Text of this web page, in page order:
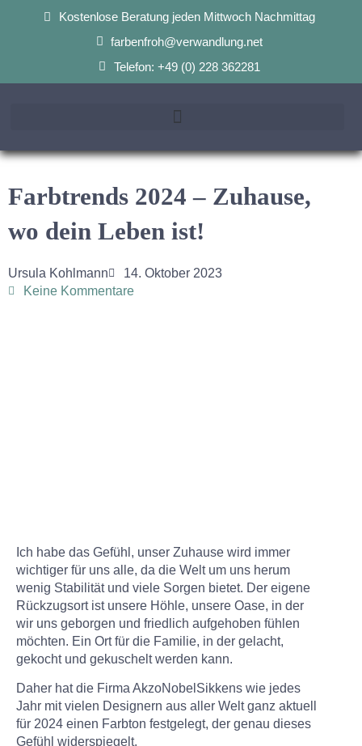
Kostenlose Beratung jeden Mittwoch Nachmittag
farbenfroh@verwandlung.net
Telefon: +49 (0) 228 362281
Farbtrends 2024 – Zuhause,
wo dein Leben ist!
Ursula Kohlmann
14. Oktober 2023
Keine Kommentare
Ich habe das Gefühl, unser Zuhause wird immer
wichtiger für uns alle, da die Welt um uns herum
wenig Stabilität und viele Sorgen bietet. Der eigene
Rückzugsort ist unsere Höhle, unsere Oase, in der
wir uns geborgen und friedlich aufgehoben fühlen
möchten. Ein Ort für die Familie, in der gelacht,
gekocht und gekuschelt werden kann.
Daher hat die Firma AkzoNobelSikkens wie jedes
Jahr mit vielen Designern aus aller Welt ganz aktuell
für 2024 einen Farbton festgelegt, der genau dieses
Gefühl widerspiegelt.